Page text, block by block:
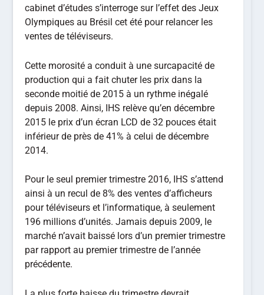
cabinet d’études s’interroge sur l’effet des Jeux
Olympiques au Brésil cet été pour relancer les
ventes de téléviseurs.
Cette morosité a conduit à une surcapacité de
production qui a fait chuter les prix dans la
seconde moitié de 2015 à un rythme inégalé
depuis 2008. Ainsi, IHS relève qu’en décembre
2015 le prix d’un écran LCD de 32 pouces était
inférieur de près de 41% à celui de décembre
2014.
Pour le seul premier trimestre 2016, IHS s’attend
ainsi à un recul de 8% des ventes d’afficheurs
pour téléviseurs et l’informatique, à seulement
196 millions d’unités. Jamais depuis 2009, le
marché n’avait baissé lors d’un premier trimestre
par rapport au premier trimestre de l’année
précédente.